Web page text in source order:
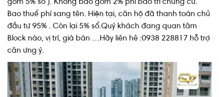
gồm 5% sổ ). Không bao gồm 2% phí bảo trì chung cư.
Bao thuế phí sang tên. Hiện tại, căn hộ đã thanh toán chủ
đầu tư 95% . Còn lại 5% sổ.Quý khách đang quan tâm
Block nào, vị trí, giá bán …Hãy liên hê :0938 228817 hỗ trợ
căn ưng ý.